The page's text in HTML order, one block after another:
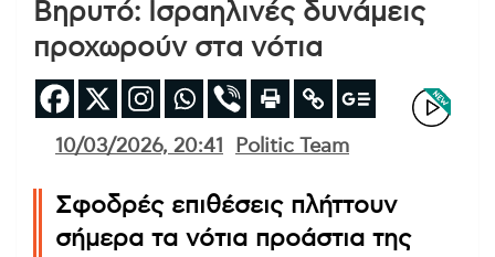
Βηρυτό: Ισραηλινές δυνάμεις
προχωρούν στα νότια
10/03/2026, 20:41 Politic Team
Σφοδρές επιθέσεις πλήττουν
σήμερα τα νότια προάστια της